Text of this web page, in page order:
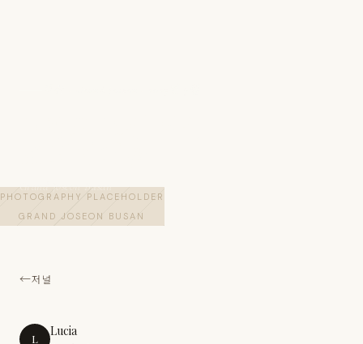
PHOTOGRAPHY PLACEHOLDER
GRAND JOSEON BUSAN
Grand Joseon Busan
저널
L Lucia